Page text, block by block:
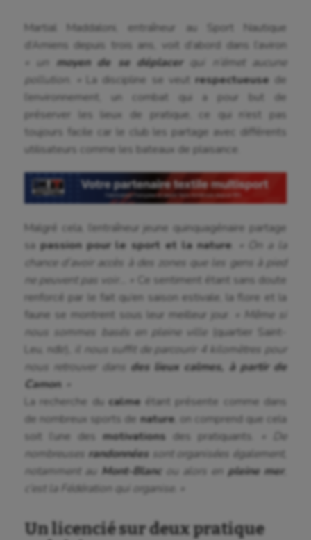
Martial Maddaloni, entraîneur au Sport Nautique
d’Amiens depuis trois ans, voit d’abord dans l’aviron
« un moyen de se déplacer qui n’émet aucune
pollution. »
La discipline se veut respectueuse de
l’environnement, un combat qui a pour but de
préserver les lieux de pratique, ce qui n’est pas
toujours facile car le club les partage avec différents
utilisateurs comme les bateaux de plaisance.
Malgré cela, l’entraîneur jeune quinquagénaire partage
sa passion pour le sport et la nature
« On a la
chance d’avoir accès à des zones que les gens à pied
ne peuvent pas voir… »
Ce sentiment étant sans doute
renforcé par le fait qu’en saison estivale, la flore et la
faune se montrent sous leur meilleur jour.
« Même si
nous sommes basés en pleine ville
(quartier Saint-
Leu, ndlr)
, il nous suffit de parcourir 4 kilomètres pour
nous retrouver dans des lieux calmes, à partir de
Camon. »
La recherche du calme étant présente comme dans
de nombreux sports de nature , on comprend que cela
soit l’une des motivations des pratiquants.
« De
nombreuses randonnées sont organisées également,
notamment au Mont-Blanc ou alors en pleine mer,
c’est la Fédération qui organise. »
Un licencié sur deux pratique